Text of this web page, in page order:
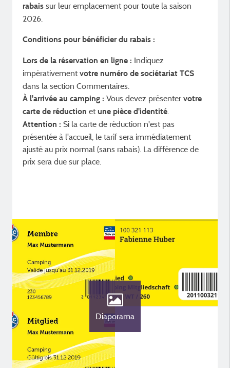
rabais sur leur emplacement pour toute la saison
2026.
Conditions pour bénéficier du rabais :
Lors de la réservation en ligne : Indiquez
impérativementvotre numéro de sociétariat TCS
dans la section Commentaires.
À l'arrivée au camping : Vous devez présenter votre
carte de réduction etune pièce d'identité.
Attention : Si la carte de réduction n'est pas
présentée à l'accueil, le tarif sera immédiatement
ajusté au prix normal (sans rabais). La différence de
prix sera due sur place.
Diaporama